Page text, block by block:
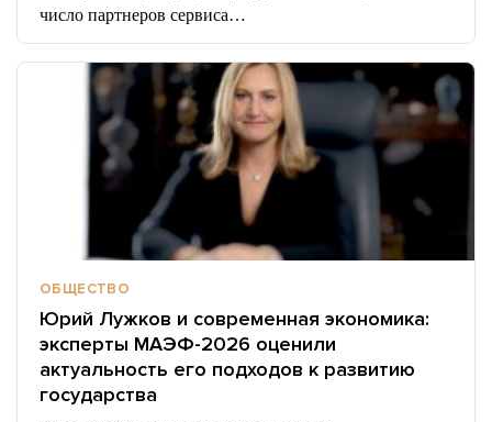
число партнеров сервиса…
ОБЩЕСТВО
Юрий Лужков и современная экономика:
эксперты МАЭФ-2026 оценили
актуальность его подходов к развитию
государства